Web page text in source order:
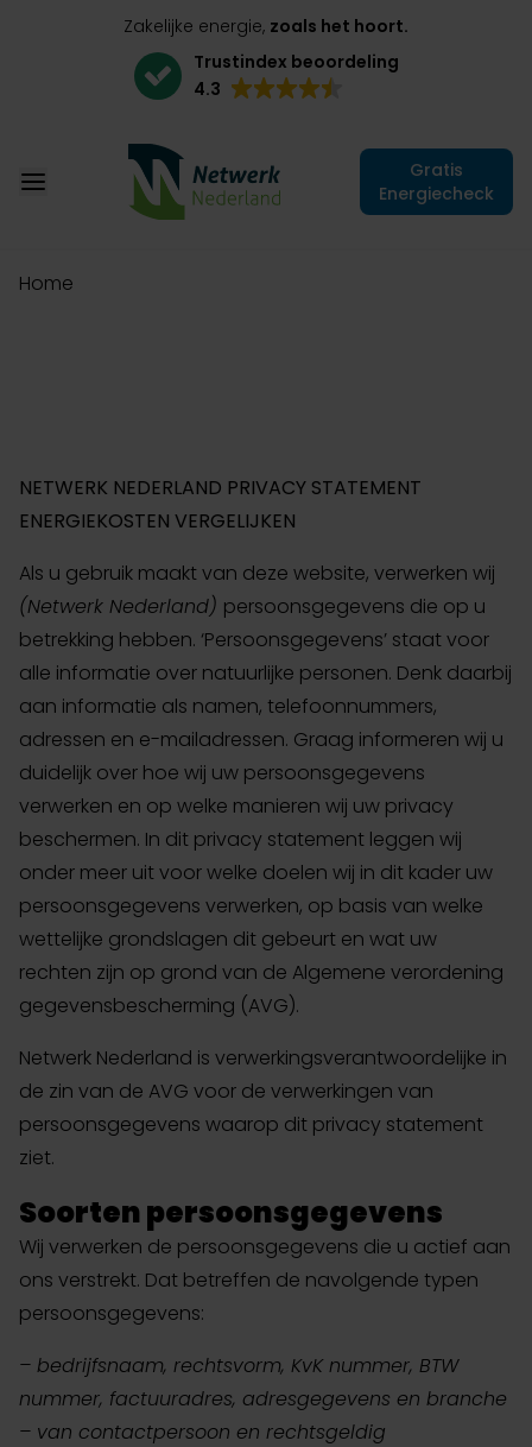
Zakelijke energie, zoals het hoort.
Trustindex beoordeling
4.3
Gratis
Energiecheck
Home
NETWERK NEDERLAND PRIVACY STATEMENT
ENERGIEKOSTEN VERGELIJKEN
Als u gebruik maakt van deze website, verwerken wij
(Netwerk Nederland) persoonsgegevens die op u
betrekking hebben. ‘Persoonsgegevens’ staat voor
alle informatie over natuurlijke personen. Denk daarbij
aan informatie als namen, telefoonnummers,
adressen en e-mailadressen. Graag informeren wij u
duidelijk over hoe wij uw persoonsgegevens
verwerken en op welke manieren wij uw privacy
beschermen. In dit privacy statement leggen wij
onder meer uit voor welke doelen wij in dit kader uw
persoonsgegevens verwerken, op basis van welke
wettelijke grondslagen dit gebeurt en wat uw
rechten zijn op grond van de Algemene verordening
gegevensbescherming (AVG).
Netwerk Nederland is verwerkingsverantwoordelijke in
de zin van de AVG voor de verwerkingen van
persoonsgegevens waarop dit privacy statement
ziet.
Soorten persoonsgegevens
Wij verwerken de persoonsgegevens die u actief aan
ons verstrekt. Dat betreffen de navolgende typen
persoonsgegevens:
– bedrijfsnaam, rechtsvorm, KvK nummer, BTW
nummer, factuuradres, adresgegevens en branche
– van contactpersoon en rechtsgeldig